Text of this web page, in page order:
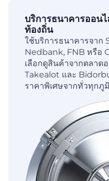
บริการธนาคารออน
ท้องถิ่น
ใช้บริการธนาคารจาก
Nedbank, FNB หรือ
เลือกดูสินค้าจากตลาด
Takealot และ
ราคาพิเศษจากทั่วทุกภู